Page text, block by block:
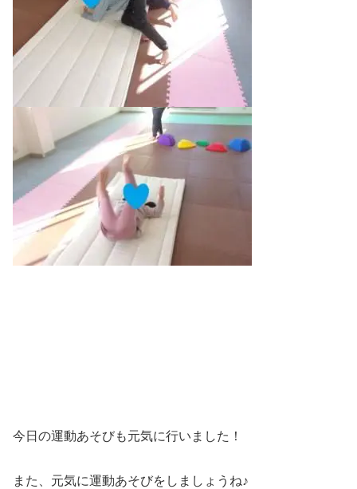
今日の運動あそびも元気に行いました！
また、元気に運動あそびをしましょうね♪